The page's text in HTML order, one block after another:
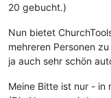
20 gebucht.)
Nun bietet
mehreren Personen
ja auch sehr schön
Meine Bitte ist nur - in